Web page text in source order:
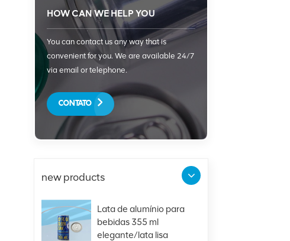
HOW CAN WE HELP YOU
You can contact us any way that is
convenient for you. We are available 24/7
via email or telephone.
CONTATO
new products
Lata de alumínio para
bebidas 355 ml
elegante/lata lisa